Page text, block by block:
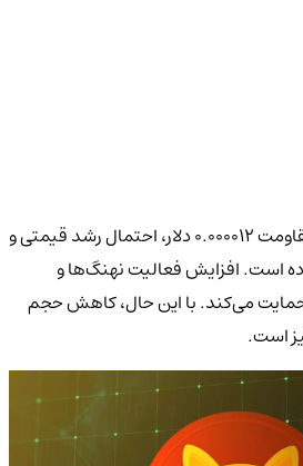
شیبا اینو با عبور از سطح مقاومت ۰.۰۰۰۰۱۲ دلار، احتمال رشد قیمتی و
است. افزایش فعالیت نهنگ‌ها و
حمایت می‌کند. با این حال، کاهش حجم
است.